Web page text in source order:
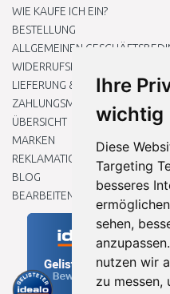
Ihre
wichtig
Diese
Targeting
besseres
sehen,
nutzen wir
zu messen,
WIE KAUFE ICH EIN?
BESTELLUNG
ALLGEMEINEN
WIDERRUFSRECHT
LIEFERUNG & ZAHLUNG
ZAHLUNGSMETHODEN
ÜBERSICHT
MARKEN
REKLAMATIONEN UND
BLOG
BEARBEITEN SIE MEINE COOKIE-